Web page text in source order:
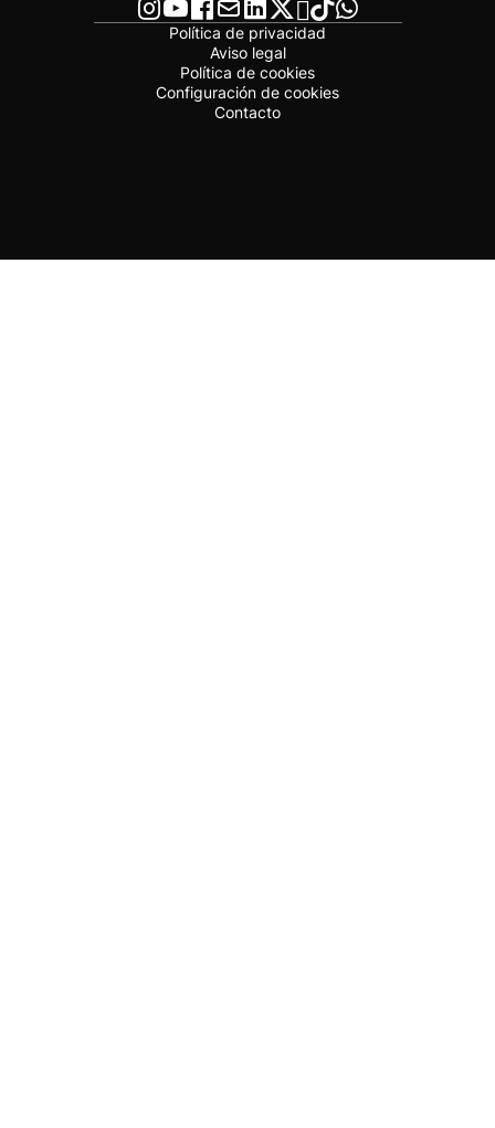
Política de privacidad
Aviso legal
Política de cookies
Configuración de cookies
Contacto